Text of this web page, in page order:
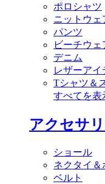
ポロシャツ
ニットウェ
パンツ
ビーチウェ
デニム
レザーアイ
Tシャツ＆
すべてを表
アクセサ
ショール
ネクタイ＆
ベルト